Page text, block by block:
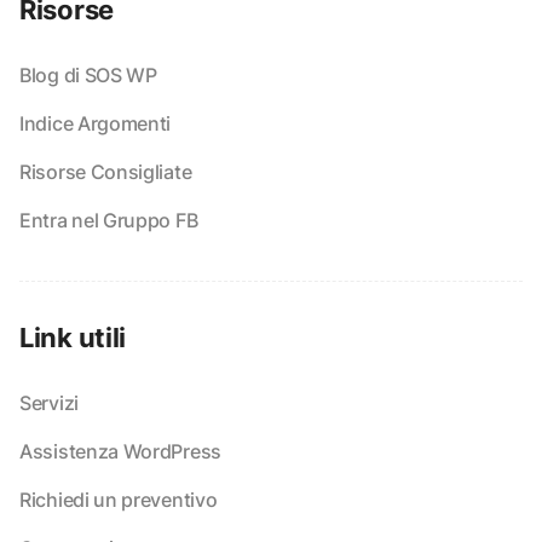
Risorse
Blog di SOS WP
Indice Argomenti
Risorse Consigliate
Entra nel Gruppo FB
Link utili
Servizi
Assistenza WordPress
Richiedi un preventivo